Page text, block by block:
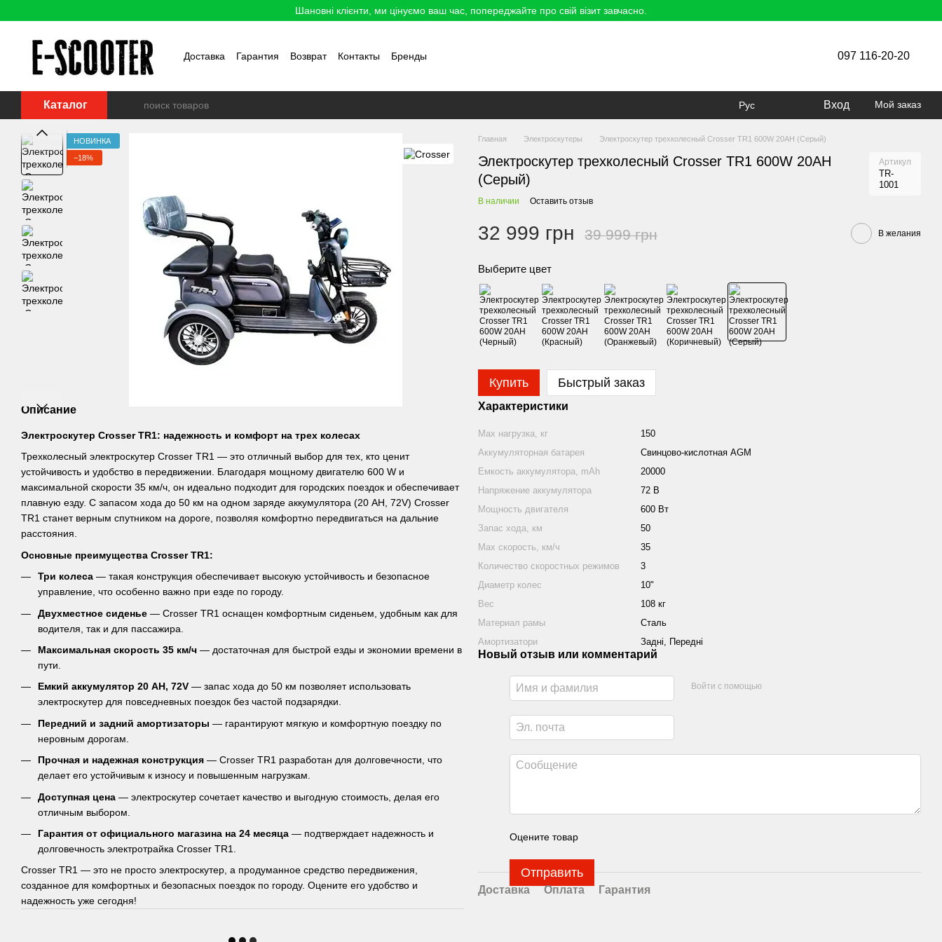
Шановні клієнти, ми цінуємо ваш час, попереджайте про свій візит завчасно.
Доставка Гарантия Возврат Контакты Бренды 097 116-20-20
Каталог Рус Вход Мой заказ
НОВИНКА
−18%
Описание
Электроскутер Crosser TR1: надежность и комфорт на трех колесах
Трехколесный электроскутер Crosser TR1 — это отличный выбор для тех, кто ценит
устойчивость и удобство в передвижении. Благодаря мощному двигателю 600 W и
максимальной скорости 35 км/ч, он идеально подходит для городских поездок и обеспечивает
плавную езду. С запасом хода до 50 км на одном заряде аккумулятора (20 AH, 72V) Crosser
TR1 станет верным спутником на дороге, позволяя комфортно передвигаться на дальние
расстояния.
Основные преимущества Crosser TR1:
Три колеса — такая конструкция обеспечивает высокую устойчивость и безопасное
управление, что особенно важно при езде по городу.
Двухместное сиденье — Crosser TR1 оснащен комфортным сиденьем, удобным как для
водителя, так и для пассажира.
Максимальная скорость 35 км/ч — достаточная для быстрой езды и экономии времени в
пути.
Емкий аккумулятор 20 AH, 72V — запас хода до 50 км позволяет использовать
электроскутер для повседневных поездок без частой подзарядки.
Передний и задний амортизаторы — гарантируют мягкую и комфортную поездку по
неровным дорогам.
Прочная и надежная конструкция — Crosser TR1 разработан для долговечности, что
делает его устойчивым к износу и повышенным нагрузкам.
Доступная цена — электроскутер сочетает качество и выгодную стоимость, делая его
отличным выбором.
Гарантия от официального магазина на 24 месяца — подтверждает надежность и
долговечность электротрайка Crosser TR1.
Crosser TR1 — это не просто электроскутер, а продуманное средство передвижения,
созданное для комфортных и безопасных поездок по городу. Оцените его удобство и
надежность уже сегодня!
Главная Электроскутеры Электроскутер трехколесный Crosser TR1 600W 20AH (Серый)
Электроскутер трехколесный Crosser TR1 600W 20AH
(Серый)
Артикул
TR-
1001
В наличии Оставить отзыв
32 999 грн 39 999 грн В желания
Выберите цвет
Купить Быстрый заказ
Характеристики
Mаx нагрузка, кг
150
Аккумуляторная батарея
Свинцово-кислотная AGM
Емкость аккумулятора, mAh
20000
Напряжение аккумулятора
72 В
Мощность двигателя
600 Вт
Запас хода, км
50
Max скорость, км/ч
35
Количество скоростных режимов
3
Диаметр колес
10"
Вес
108 кг
Материал рамы
Сталь
Амортизатори
Задні, Передні
Новый отзыв или комментарий
Войти с помощью
Оцените товар
Отправить
Доставка Оплата Гарантия